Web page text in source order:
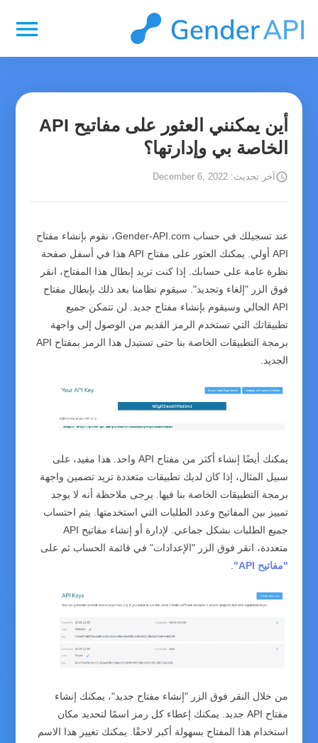
menu
أين يمكنني العثور على مفاتيح API
الخاصة بي وإدارتها؟
schedule آخر تحديث: December 6, 2022
عند تسجيلك في حساب Gender-API.com، نقوم بإنشاء مفتاح
API أولي. يمكنك العثور على مفتاح API هذا في أسفل صفحة
نظرة عامة على حسابك. إذا كنت تريد إبطال هذا المفتاح، انقر
فوق الزر "إلغاء وتجديد". سيقوم نظامنا بعد ذلك بإبطال مفتاح
API الحالي وسيقوم بإنشاء مفتاح جديد. لن تتمكن جميع
تطبيقاتك التي تستخدم الرمز القديم من الوصول إلى واجهة
برمجة التطبيقات الخاصة بنا حتى تستبدل هذا الرمز بمفتاح API
الجديد.
يمكنك أيضًا إنشاء أكثر من مفتاح API واحد. هذا مفيد، على
سبيل المثال، إذا كان لديك تطبيقات متعددة تريد تضمين واجهة
برمجة التطبيقات الخاصة بنا فيها. يرجى ملاحظة أنه لا يوجد
تمييز بين المفاتيح وعدد الطلبات التي استخدمتها. يتم احتساب
جميع الطلبات بشكل جماعي. لإدارة أو إنشاء مفاتيح API
متعددة، انقر فوق الزر "الإعدادات" في قائمة الحساب ثم على
"مفاتيح API"
من خلال النقر فوق الزر "إنشاء مفتاح جديد"، يمكنك إنشاء
مفتاح API جديد. يمكنك إعطاء كل رمز اسمًا لتحديد مكان
استخدام هذا المفتاح بسهولة أكبر لاحقًا. يمكنك تغيير هذا الاسم